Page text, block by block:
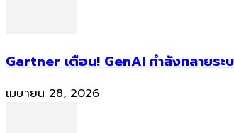
Gartner เตือน! GenAI กำลังทลายร
เมษายน 28, 2026